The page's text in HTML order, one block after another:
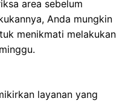
area sebelum
Anda mungkin
menikmati melakukan
layanan yang